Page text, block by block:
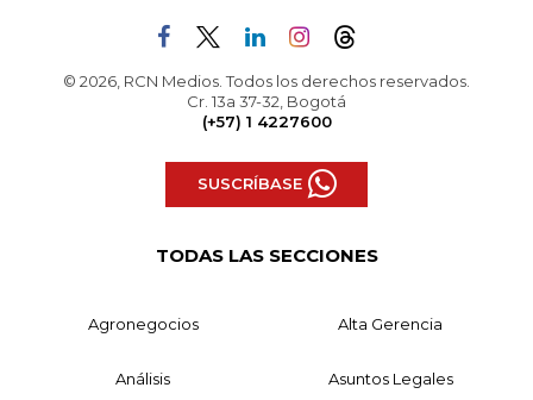
© 2026, RCN Medios. Todos los derechos reservados.
Cr. 13a 37-32, Bogotá
(+57) 1 4227600
SUSCRÍBASE
TODAS LAS SECCIONES
Agronegocios Alta Gerencia
Análisis Asuntos Legales